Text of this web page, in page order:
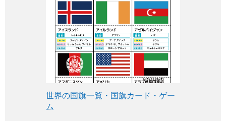
世界の国旗一覧・国旗カード・ゲー
ム